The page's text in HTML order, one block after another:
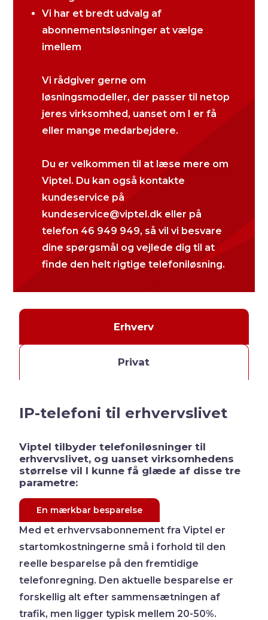
Vi har et bredt udvalg af
abonnementsløsninger at vælge
imellem
Vi rådgiver gerne om
løsningsmodeller, der passer til netop
jeres virksomhed, uanset om I er få
eller mange medarbejdere.
Du er velkommen til at læse mere om
Viptel. Du kan også kontakte
kundeservice på
kundeservice@viptel.dk eller på
telefon 46 949 949, så vil vi besvare
dine spørgsmål og vejlede dig til at
finde den helt rigtige telefoniløsning.
Erhverv
Privat
IP-telefoni til erhvervslivet
Viptel tilbyder telefoniløsninger til
erhvervslivet, og uanset virksomhedens
størrelse vil I kunne få glæde af disse tre
parametre:
En mærkbar besparelse
Med et erhvervsabonnement fra Viptel er
startomkostningerne små i forhold til den
reelle besparelse på den fremtidige
telefonregning. Den aktuelle besparelse er
forskellig alt efter sammensætningen af
trafik, men ligger typisk mellem 20-50%.